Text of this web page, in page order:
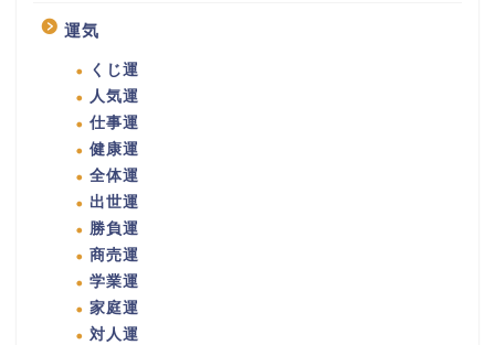
運気
くじ運
人気運
仕事運
健康運
全体運
出世運
勝負運
商売運
学業運
家庭運
対人運